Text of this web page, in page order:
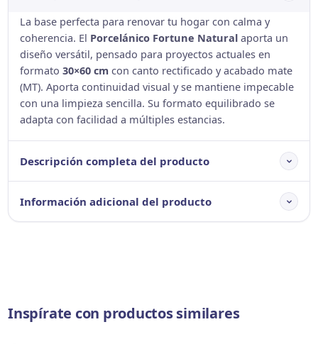
La base perfecta para renovar tu hogar con calma y
coherencia. El Porcelánico Fortune Natural aporta un
diseño versátil, pensado para proyectos actuales en
formato30×60 cm con canto rectificado y acabado mate
(MT). Aporta continuidad visual y se mantiene impecable
con una limpieza sencilla. Su formato equilibrado se
adapta con facilidad a múltiples estancias.
Descripción completa del producto
Información adicional del producto
Inspírate con productos similares